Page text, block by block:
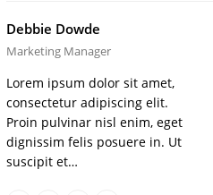
Debbie Dowde
Marketing Manager
Lorem ipsum dolor sit amet,
consectetur adipiscing elit.
Proin pulvinar nisl enim, eget
dignissim felis posuere in. Ut
suscipit et…